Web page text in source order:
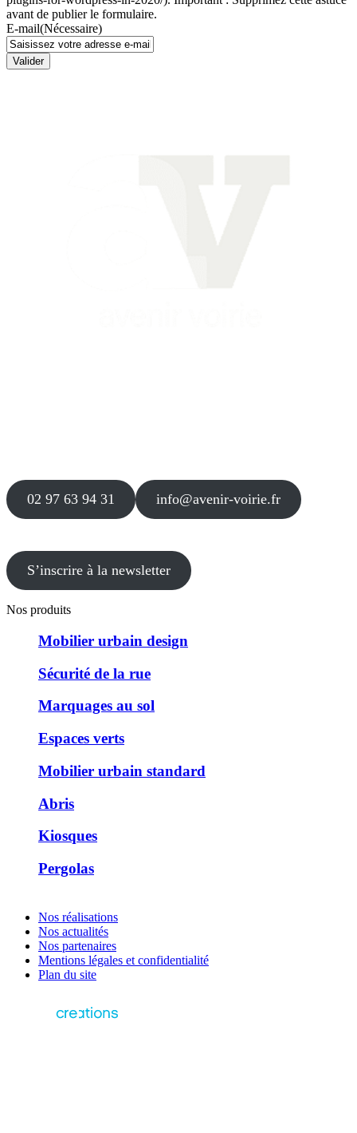
avant de publier le formulaire.
E-mail(Nécessaire)
Valider
02 97 63 94 31 info@avenir-voirie.fr
S’inscrire à la newsletter
Nos produits
Mobilier urbain design
Sécurité de la rue
Marquages au sol
Espaces verts
Mobilier urbain standard
Abris
Kiosques
Pergolas
Nos réalisations
Nos actualités
Nos partenaires
Mentions légales et confidentialité
Plan du site